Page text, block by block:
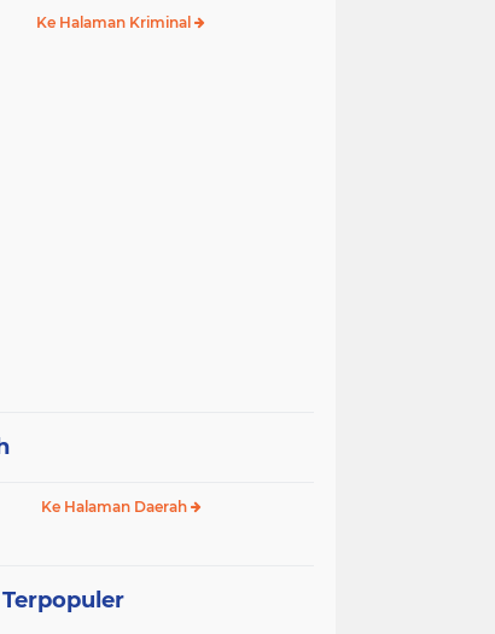
Ke Halaman Kriminal
Ke Halaman Daerah